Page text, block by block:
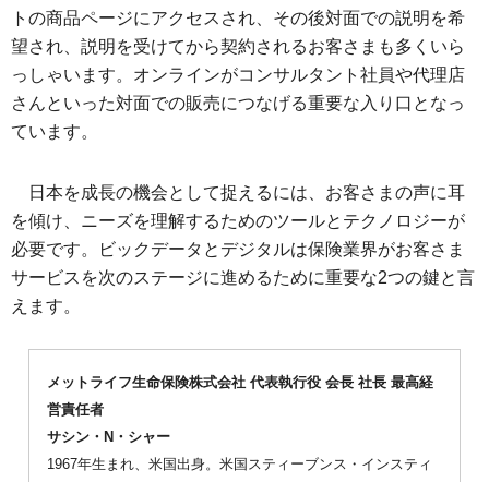
トの商品ページにアクセスされ、その後対面での説明を希
望され、説明を受けてから契約されるお客さまも多くいら
っしゃいます。オンラインがコンサルタント社員や代理店
さんといった対面での販売につなげる重要な入り口となっ
ています。
日本を成長の機会として捉えるには、お客さまの声に耳
を傾け、ニーズを理解するためのツールとテクノロジーが
必要です。ビックデータとデジタルは保険業界がお客さま
サービスを次のステージに進めるために重要な2つの鍵と言
えます。
メットライフ生命保険株式会社 代表執行役 会長 社長 最高経
営責任者
サシン・N・シャー
1967年生まれ、米国出身。米国スティーブンス・インスティ